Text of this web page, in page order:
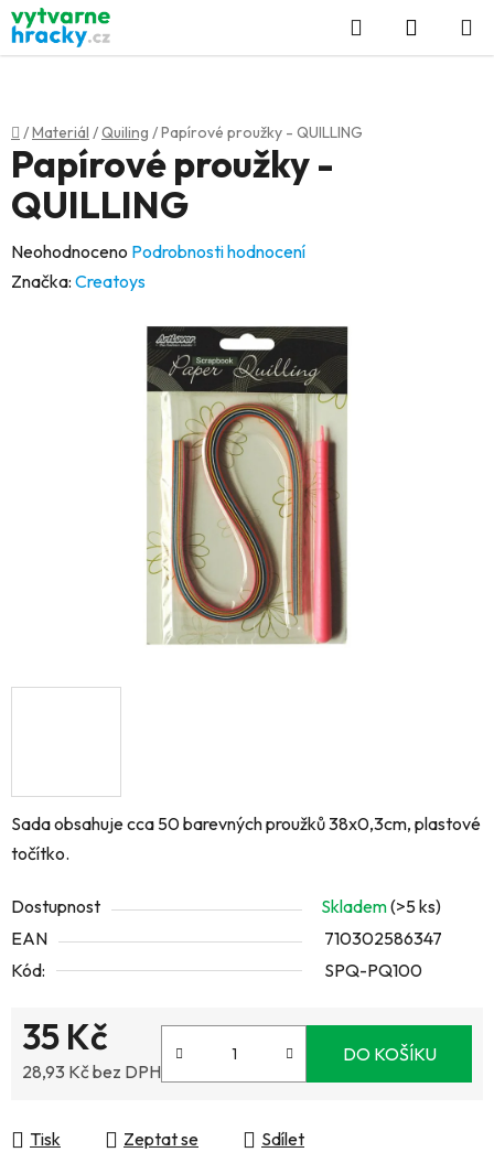
Přejít
na
obsah
Hledat
KOŠÍK
Domů
/Materiál /Quiling /Papírové proužky - QUILLING
Sada obsahuje cca 50 barevných proužků 38x0,3cm, plastové
točítko.
Dostupnost Skladem(>5 ks)
EAN
710302586347
Kód:
SPQ-PQ100
35 Kč
28,93 Kč bez DPH
DO KOŠÍKU
Tisk Zeptat se Sdílet
Papírové proužky -
QUILLING
Průměrné
hodnocení
Neohodnoceno Podrobnosti hodnocení
Značka: Creatoys